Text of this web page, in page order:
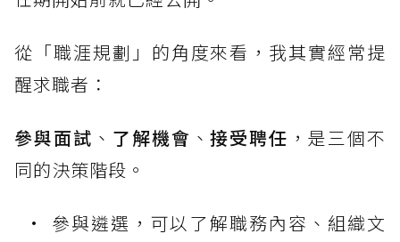
從「職涯規劃」的角度來看，我其實經常提
醒求職者：
參與面試 、 了解機會 、接受聘任 ，是三個不
同的決策階段。
參與遴選，可以了解職務內容、組織文